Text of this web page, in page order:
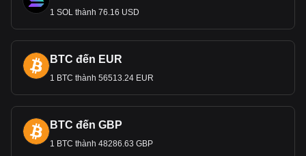
1 SOL thành 76.16 USD
BTC đến EUR
1 BTC thành 56513.24 EUR
BTC đến GBP
1 BTC thành 48286.63 GBP